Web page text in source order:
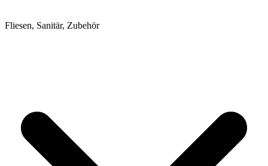
Fliesen, Sanitär, Zubehör